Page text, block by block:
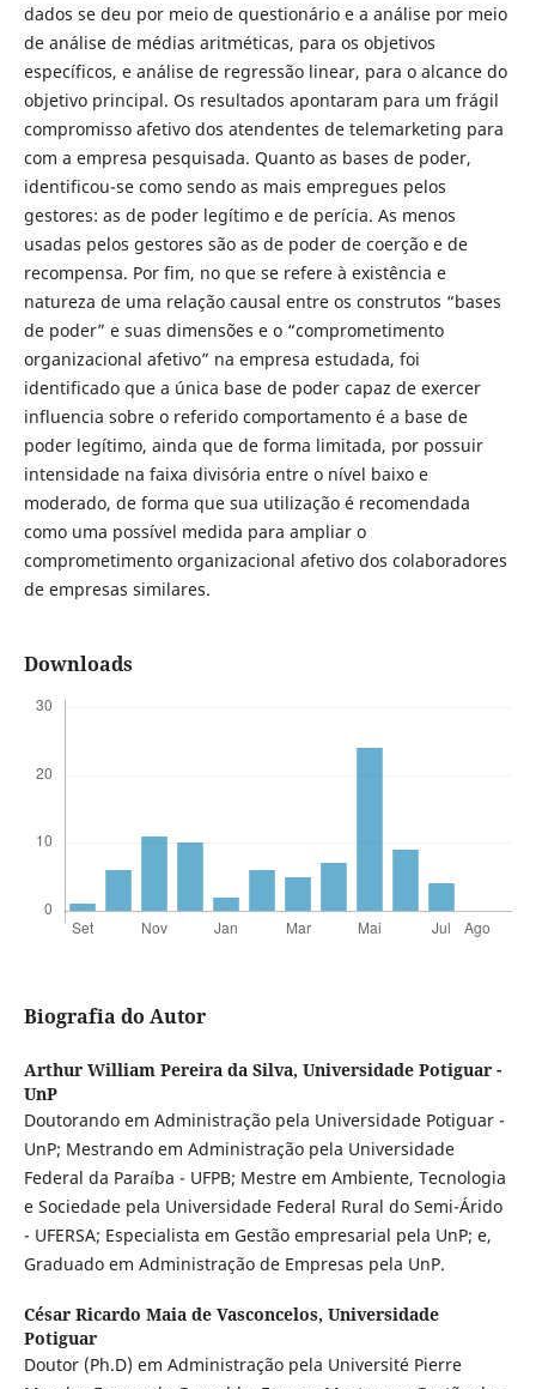
dados se deu por meio de questionário e a análise por meio
de análise de médias aritméticas, para os objetivos
específicos, e análise de regressão linear, para o alcance do
objetivo principal. Os resultados apontaram para um frágil
compromisso afetivo dos atendentes de telemarketing para
com a empresa pesquisada. Quanto as bases de poder,
identificou-se como sendo as mais empregues pelos
gestores: as de poder legítimo e de perícia. As menos
usadas pelos gestores são as de poder de coerção e de
recompensa. Por fim, no que se refere à existência e
natureza de uma relação causal entre os construtos “bases
de poder” e suas dimensões e o “comprometimento
organizacional afetivo” na empresa estudada, foi
identificado que a única base de poder capaz de exercer
influencia sobre o referido comportamento é a base de
poder legítimo, ainda que de forma limitada, por possuir
intensidade na faixa divisória entre o nível baixo e
moderado, de forma que sua utilização é recomendada
como uma possível medida para ampliar o
comprometimento organizacional afetivo dos colaboradores
de empresas similares.
Downloads
Biografia do Autor
Arthur William Pereira da Silva, Universidade Potiguar -
UnP
Doutorando em Administração pela Universidade Potiguar -
UnP; Mestrando em Administração pela Universidade
Federal da Paraíba - UFPB; Mestre em Ambiente, Tecnologia
e Sociedade pela Universidade Federal Rural do Semi-Árido
- UFERSA; Especialista em Gestão empresarial pela UnP; e,
Graduado em Administração de Empresas pela UnP.
César Ricardo Maia de Vasconcelos, Universidade
Potiguar
Doutor (Ph.D) em Administração pela Université Pierre